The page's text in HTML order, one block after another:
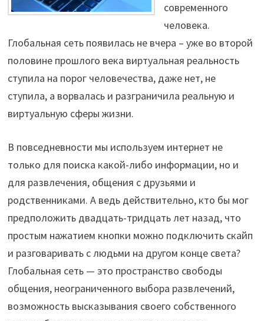
современного
человека.
Глобальная сеть появилась не вчера – уже во второй
половине прошлого века виртуальная реальность
ступила на порог человечества, даже нет, не
ступила, а ворвалась и разграничила реальную и
виртуальную сферы жизни.
В повседневности мы используем интернет не
только для поиска какой-либо информации, но и
для развлечения, общения с друзьями и
родственниками. А ведь действительно, кто бы мог
предположить двадцать-тридцать лет назад, что
простым нажатием кнопки можно подключить скайп
и разговаривать с людьми на другом конце света?
Глобальная сеть — это пространство свободы
общения, неограниченного выбора развлечений,
возможность высказывания своего собственного